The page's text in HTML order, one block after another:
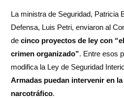
La ministra de Seguridad, Patricia
Defensa, Luis Petri, enviaron al
decinco proyectos de ley con
crimen organizado”. Entre esos
modifica la Ley de Seguridad
Armadas puedan intervenir en
narcotráfico.